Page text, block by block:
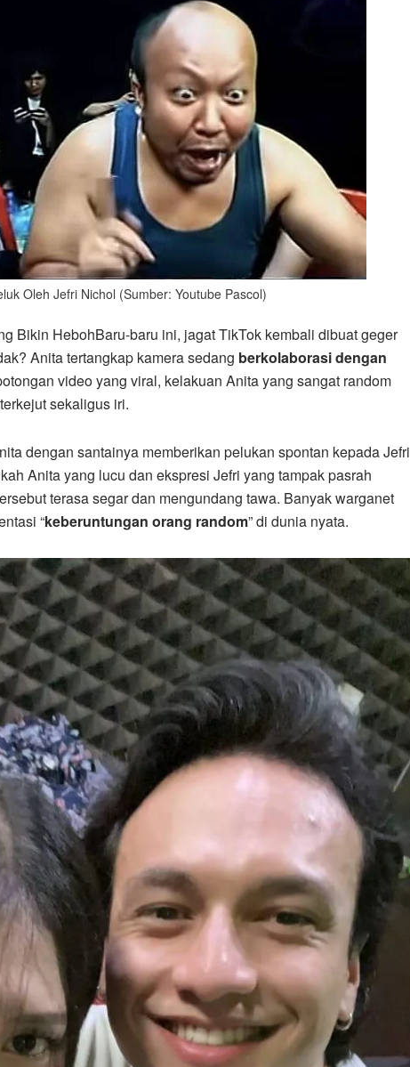
Oleh Jefri Nichol (Sumber: Youtube Pascol)
Bikin HebohBaru-baru ini, jagat TikTok kembali dibuat geger
Anita tertangkap kamera sedang berkolaborasi dengan
video yang viral, kelakuan Anita yang sangat random
sekaligus iri.
dengan santainya memberikan pelukan spontan kepada Jefri
Anita yang lucu dan ekspresi Jefri yang tampak pasrah
terasa segar dan mengundang tawa. Banyak warganet
“keberuntungan orang random” di dunia nyata.